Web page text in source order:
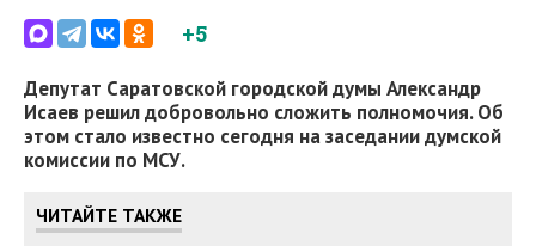
+5
Депутат Саратовской городской думы Александр
Исаев решил добровольно сложить полномочия. Об
этом стало известно сегодня на заседании думской
комиссии по МСУ.
ЧИТАЙТЕ ТАКЖЕ